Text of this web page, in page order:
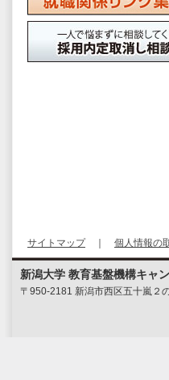
サイトマップ｜ 個人情報の
新潟大学 教育基盤機構キャ
〒950-2181 新潟市西区五十嵐２